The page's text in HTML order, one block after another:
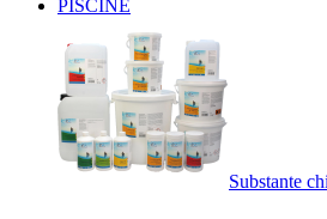
PISCINE
Substante